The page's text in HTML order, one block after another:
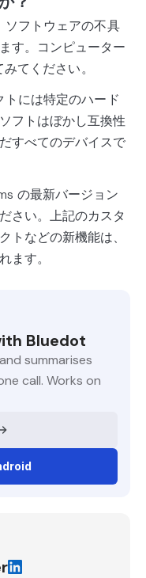
ソフトウェアの不具
す。コンピューター
てください。
トには特定のハード
フトはぼかし互換性
すべてのデバイスで
の最新バージョン
さい。上記のカスタ
トなどの新機能は、
ます。
Bluedot
summarises
call. Works on